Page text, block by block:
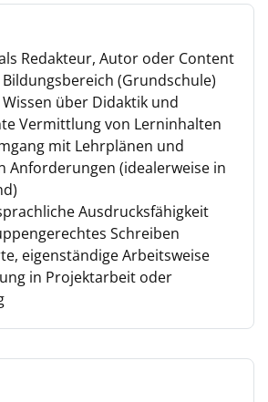
Redakteur, Autor oder Content
(Grundschule)
über Didaktik und
Vermittlung von Lerninhalten
mit Lehrplänen und
Anforderungen (idealerweise in
Ausdrucksfähigkeit
Schreiben
eigenständige Arbeitsweise
in Projektarbeit oder